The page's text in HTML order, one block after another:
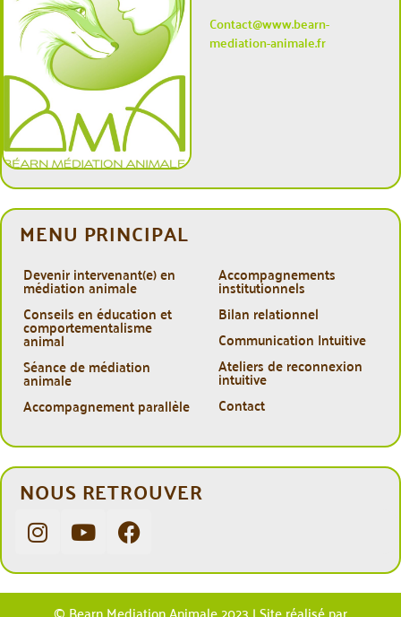
Contact@www.bearn-
mediation-animale.fr
MENU PRINCIPAL
Devenir intervenant(e) en
médiation animale
Conseils en éducation et
comportementalisme
animal
Séance de médiation
animale
Accompagnement parallèle
Accompagnements
institutionnels
Bilan relationnel
Communication Intuitive
Ateliers de reconnexion
intuitive
Contact
NOUS RETROUVER